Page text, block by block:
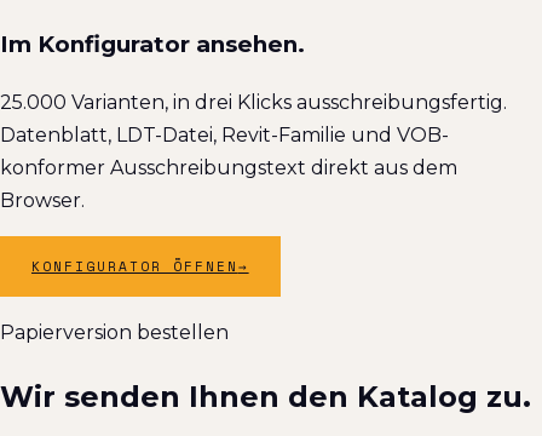
Im Konfigurator ansehen.
25.000 Varianten, in drei Klicks ausschreibungsfertig.
Datenblatt, LDT-Datei, Revit-Familie und VOB-
konformer Ausschreibungstext direkt aus dem
Browser.
KONFIGURATOR ÖFFNEN→
Papierversion bestellen
Wir senden Ihnen den Katalog zu.